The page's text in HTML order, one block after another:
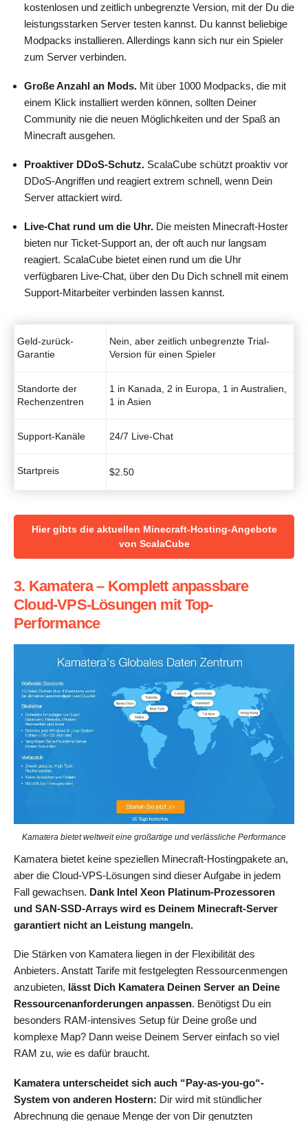
kostenlosen und zeitlich unbegrenzte Version, mit der Du die
leistungsstarken Server testen kannst. Du kannst beliebige
Modpacks installieren. Allerdings kann sich nur ein Spieler
zum Server verbinden.
Große Anzahl an Mods. Mit über 1000 Modpacks, die mit
einem Klick installiert werden können, sollten Deiner
Community nie die neuen Möglichkeiten und der Spaß an
Minecraft ausgehen.
Proaktiver DDoS-Schutz. ScalaCube schützt proaktiv vor
DDoS-Angriffen und reagiert extrem schnell, wenn Dein
Server attackiert wird.
Live-Chat rund um die Uhr. Die meisten Minecraft-Hoster
bieten nur Ticket-Support an, der oft auch nur langsam
reagiert. ScalaCube bietet einen rund um die Uhr
verfügbaren Live-Chat, über den Du Dich schnell mit einem
Support-Mitarbeiter verbinden lassen kannst.
Geld-zurück-
Garantie
Nein, aber zeitlich unbegrenzte Trial-
Version für einen Spieler
Standorte der
Rechenzentren
1 in Kanada, 2 in Europa, 1 in Australien,
1 in Asien
Support-Kanäle 24/7 Live-Chat
Startpreis $2.50
Hier gibts die aktuellen Minecraft-Hosting-Angebote
von ScalaCube
3. Kamatera – Komplett anpassbare
Cloud-VPS-Lösungen mit Top-
Performance
Kamatera bietet weltweit eine großartige und verlässliche Performance
Kamatera bietet keine speziellen Minecraft-Hostingpakete an,
aber die Cloud-VPS-Lösungen sind dieser Aufgabe in jedem
Fall gewachsen. Dank Intel Xeon Platinum-Prozessoren
und SAN-SSD-Arrays wird es Deinem Minecraft-Server
garantiert nicht an Leistung mangeln.
Die Stärken von Kamatera liegen in der Flexibilität des
Anbieters. Anstatt Tarife mit festgelegten Ressourcenmengen
anzubieten, lässt Dich Kamatera Deinen Server an Deine
Ressourcenanforderungen anpassen. Benötigst Du ein
besonders RAM-intensives Setup für Deine große und
komplexe Map? Dann weise Deinem Server einfach so viel
RAM zu, wie es dafür braucht.
Kamatera unterscheidet sich auch “Pay-as-you-go“-
System von anderen Hostern: Dir wird mit stündlicher
Abrechnung die genaue Menge der von Dir genutzten